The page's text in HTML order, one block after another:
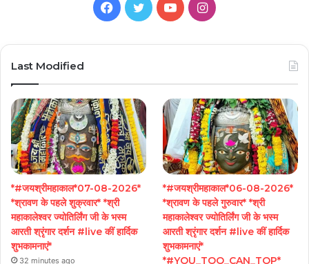
Facebook
TwitterYouTubeInstagram
Last Modified
*#जयश्रीमहाकाल*07-08-2026*
*श्रावण के पहले शुक्रवार* *श्री
महाकालेश्वर ज्योतिर्लिंग जी के भस्म
आरती श्रृंगार दर्शन #live कीं हार्दिक
शुभकामनाएं*
32 minutes ago
*#जयश्रीमहाकाल*06-08-2026*
*श्रावण के पहले गुरुवार* *श्री
महाकालेश्वर ज्योतिर्लिंग जी के भस्म
आरती श्रृंगार दर्शन #live कीं हार्दिक
शुभकामनाएं*
*#YOU_TOO_CAN_TOP*